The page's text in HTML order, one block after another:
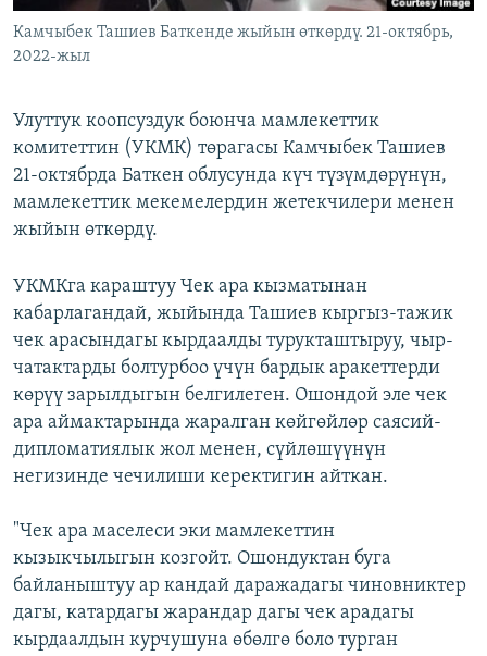
Камчыбек Ташиев Баткенде жыйын өткөрдү. 21-октябрь,
2022-жыл
Улуттук коопсуздук боюнча мамлекеттик
комитеттин (УКМК) төрагасы Камчыбек Ташиев
21-октябрда Баткен облусунда күч түзүмдөрүнүн,
мамлекеттик мекемелердин жетекчилери менен
жыйын өткөрдү.
УКМКга караштуу Чек ара кызматынан
кабарлагандай, жыйында Ташиев кыргыз-тажик
чек арасындагы кырдаалды турукташтыруу, чыр-
чатактарды болтурбоо үчүн бардык аракеттерди
көрүү зарылдыгын белгилеген. Ошондой эле чек
ара аймактарында жаралган көйгөйлөр саясий-
дипломатиялык жол менен, сүйлөшүүнүн
негизинде чечилиши керектигин айткан.
"Чек ара маселеси эки мамлекеттин
кызыкчылыгын козгойт. Ошондуктан буга
байланыштуу ар кандай даражадагы чиновниктер
дагы, катардагы жарандар дагы чек арадагы
кырдаалдын курчушуна өбөлгө боло турган